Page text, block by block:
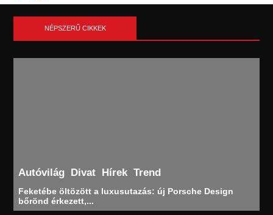
NÉPSZERŰ CIKKEK
Autóvilág Divat Hírek Trend
Feketébe öltözött a luxusutazás: új Porsche Design
bőrönd érkezett,...